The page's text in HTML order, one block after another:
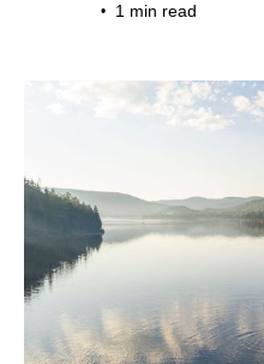
• 1 min read